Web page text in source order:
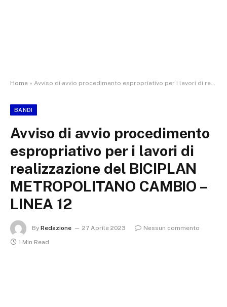
Home » Avviso di avvio procedimento espropriativo per i lavori di realizzazione del BICIPLAN METROPOLITANO CAMBIO – LINEA 12
BANDI
Avviso di avvio procedimento
espropriativo per i lavori di
realizzazione del BICIPLAN
METROPOLITANO CAMBIO –
LINEA 12
By Redazione 27 Aprile 2023
Nessun commento
1 Min Read